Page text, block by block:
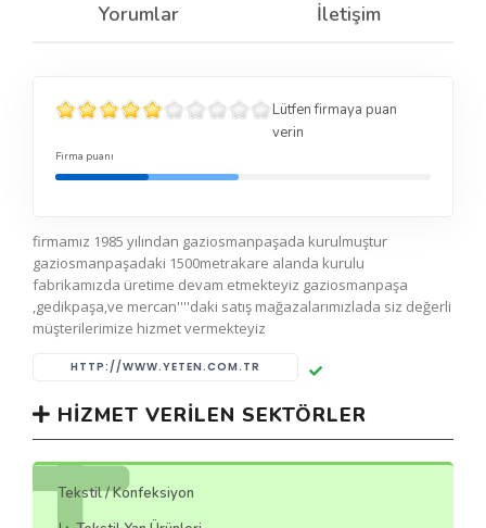
Yorumlar İletişim
Lütfen firmaya puan
verin
Firma puanı
firmamız 1985 yılından gaziosmanpaşada kurulmuştur
gaziosmanpaşadaki 1500metrakare alanda kurulu
fabrikamızda üretime devam etmekteyiz gaziosmanpaşa
,gedikpaşa,ve mercan''''daki satış mağazalarımızlada siz değerli
müşterilerimize hizmet vermekteyiz
HTTP://WWW.YETEN.COM.TR
HIZMET VERILEN SEKTÖRLER
Tekstil / Konfeksiyon